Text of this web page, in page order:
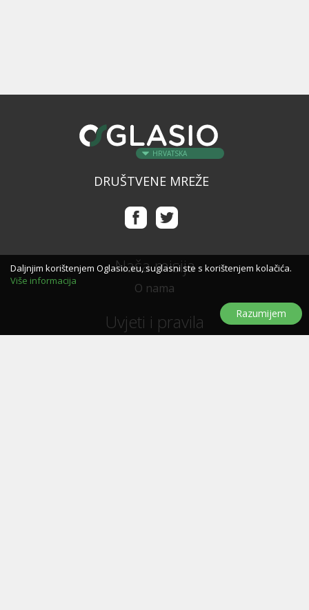
HRVATSKA
DRUŠTVENE MREŽE
Naša misija
O nama
Uvjeti i pravila
Daljnjim korištenjem Oglasio.eu, suglasni ste s korištenjem kolačića.
Više informacija
Razumijem